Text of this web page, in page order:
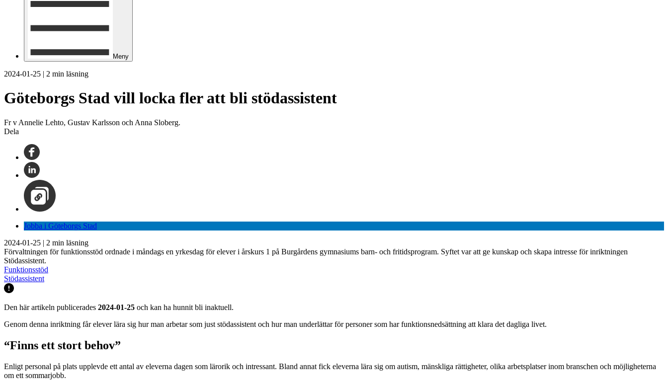
Meny
2024-01-25 | 2 min läsning
Göteborgs Stad vill locka fler att bli stödassistent
Fr v Annelie Lehto, Gustav Karlsson och Anna Sloberg.
Dela
Jobba i Göteborgs Stad
2024-01-25 | 2 min läsning
Förvaltningen för funktionsstöd ordnade i måndags en yrkesdag för elever i årskurs 1 på Burgårdens gymnasiums barn- och fritidsprogram. Syftet var att ge kunskap och skapa intresse för inriktningen
Stödassistent.
Funktionsstöd
Stödassistent
Den här artikeln publicerades 2024-01-25 och kan ha hunnit bli inaktuell.
Genom denna inriktning får elever lära sig hur man arbetar som just stödassistent och hur man underlättar för personer som har funktionsnedsättning att klara det dagliga livet.
“Finns ett stort behov”
Enligt personal på plats upplevde ett antal av eleverna dagen som lärorik och intressant. Bland annat fick eleverna lära sig om autism, mänskliga rättigheter, olika arbetsplatser inom branschen och möjligheterna
om ett sommarjobb.